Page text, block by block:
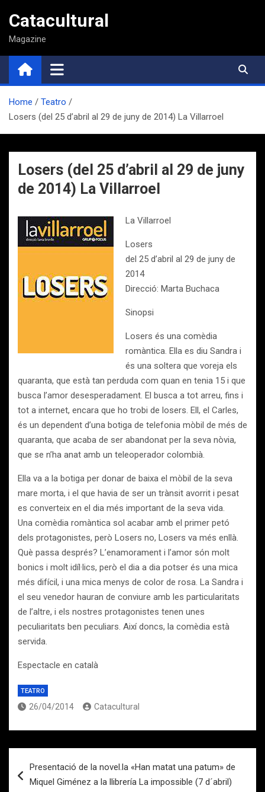
contenido
Catacultural
Magazine
Home
Teatro
Losers (del 25 d’abril al 29 de juny de 2014) La Villarroel
Losers (del 25 d’abril al 29 de juny
de 2014) La Villarroel
La Villarroel
Losers
del 25 d’abril al 29 de juny de
2014
Direcció: Marta Buchaca
Sinopsi
Losers és una comèdia
romàntica. Ella es diu Sandra i
és una soltera que voreja els
quaranta, que està tan perduda com quan en tenia 15 i que
busca l’amor desesperadament. El busca a tot arreu, fins i
tot a internet, encara que ho trobi de losers. Ell, el Carles,
és un dependent d’una botiga de telefonia mòbil de més de
quaranta, que acaba de ser abandonat per la seva nòvia,
que se n’ha anat amb un teleoperador colombià.
Ella va a la botiga per donar de baixa el mòbil de la seva
mare morta, i el que havia de ser un trànsit avorrit i pesat
es converteix en el dia més important de la seva vida.
Una comèdia romàntica sol acabar amb el primer petó
dels protagonistes, però Losers no, Losers va més enllà.
Què passa després? L’enamorament i l’amor són molt
bonics i molt idíl·lics, però el dia a dia potser és una mica
més difícil, i una mica menys de color de rosa. La Sandra i
el seu venedor hauran de conviure amb les particularitats
de l’altre, i els nostres protagonistes tenen unes
peculiaritats ben peculiars. Així doncs, la comèdia està
servida.
Espectacle en català
TEATRO
26/04/2014 Catacultural
de
Presentació de la novel.la «Han matat una patum» de
Miquel Giménez a la llibrería La impossible (7 d´abril)